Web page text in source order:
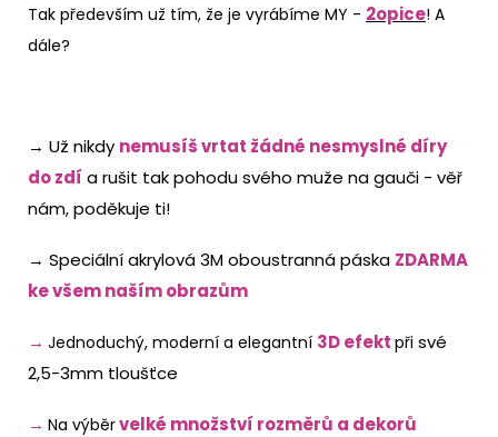
Tak především už tím, že je vyrábíme MY - 2opice! A
dále?
→ Už nikdy nemusíš vrtat žádné nesmyslné díry
do zdí a rušit tak pohodu svého muže na gauči - věř
nám, poděkuje ti!
→ Speciální akrylová 3M oboustranná páska ZDARMA
ke všem naším obrazům
→ Jednoduchý, moderní a elegantní 3D efekt při své
2,5-3mm tloušťce
→ Na výběrvelké množství rozměrů a dekorů